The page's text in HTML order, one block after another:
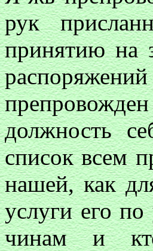
рук
принятию на
должность
список всем
нашей, как
услуги его
чинам и